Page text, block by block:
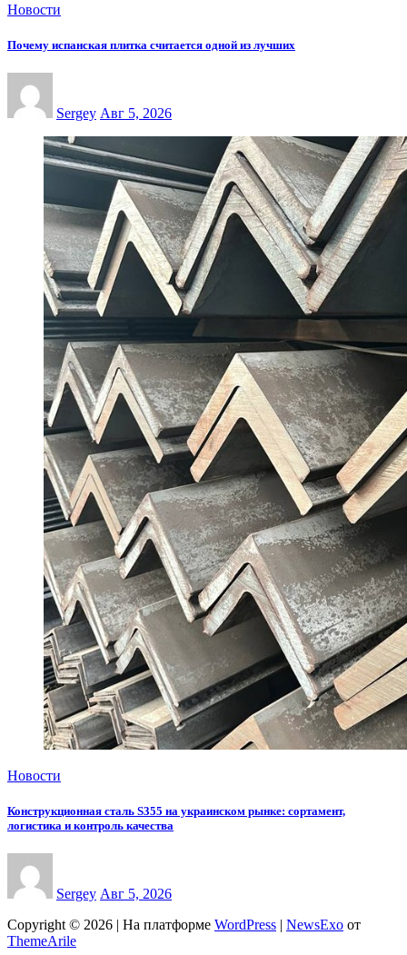
Новости
Почему испанская плитка считается одной из лучших
Sergey Авг 5, 2026
Новости
Конструкционная сталь S355 на украинском рынке: сортамент,
логистика и контроль качества
Sergey Авг 5, 2026
Copyright © 2026 | На платформе WordPress NewsExo от
ThemeArile